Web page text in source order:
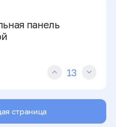
панель
13
страница